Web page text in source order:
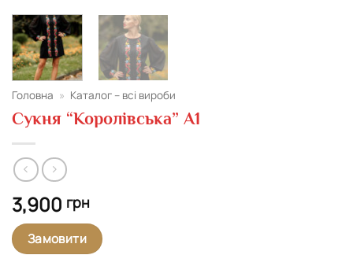
Головна » Каталог – всі вироби
Cукня “Королівська” А1
3,900 грн
Замовити